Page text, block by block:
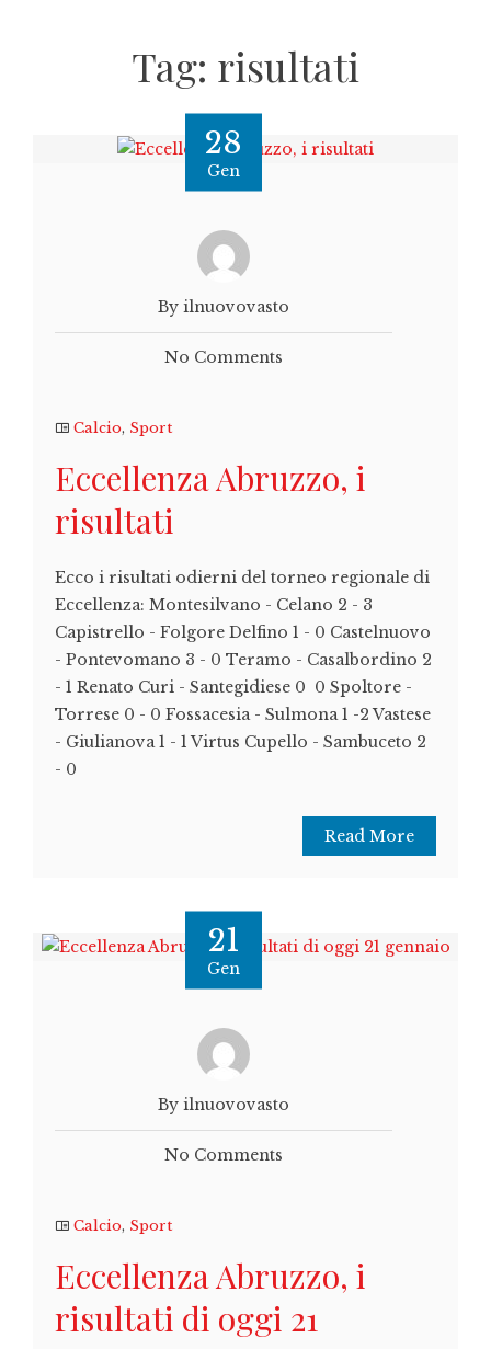
Tag: risultati
28
Gen
By ilnuovovasto
No Comments
Calcio, Sport
Eccellenza Abruzzo, i
risultati
Ecco i risultati odierni del torneo regionale di
Eccellenza: Montesilvano - Celano 2 - 3
Capistrello - Folgore Delfino 1 - 0 Castelnuovo
- Pontevomano 3 - 0 Teramo - Casalbordino 2
- 1 Renato Curi - Santegidiese 0 0 Spoltore -
Torrese 0 - 0 Fossacesia - Sulmona 1 -2 Vastese
- Giulianova 1 - 1 Virtus Cupello - Sambuceto 2
- 0
Read More
21
Gen
By ilnuovovasto
No Comments
Calcio, Sport
Eccellenza Abruzzo, i
risultati di oggi 21